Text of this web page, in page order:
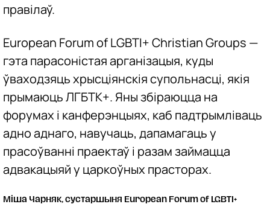
правілаў.
European Forum of LGBTI+ Christian Groups —
гэта парасоністая арганізацыя, куды
ўваходзяць хрысціянскія супольнасці, якія
прымаюць ЛГБТК+. Яны збіраюцца на
форумах і канферэнцыях, каб падтрымліваць
адно аднаго, навучаць, дапамагаць у
прасоўванні праектаў і разам займацца
адвакацыяй у царкоўных прасторах.
Міша Чарняк, сустаршыня European Forum of LGBTI+